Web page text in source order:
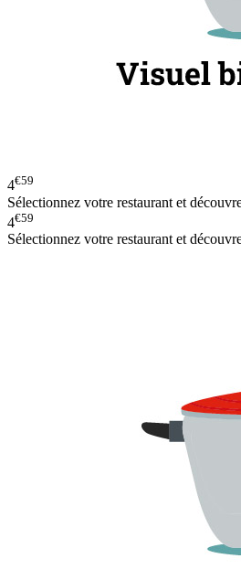
4€59
Sélectionnez votre restaurant et
4€59
Sélectionnez votre restaurant et